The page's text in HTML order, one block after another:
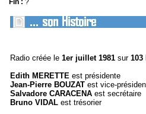
Fin : ?
Radio créée le 1er juillet 1981 sur 103
Edith MERETTE est présidente
Jean-Pierre BOUZAT est vice-
Salvadore CARACENA est secrétaire
Bruno VIDAL est trésorier